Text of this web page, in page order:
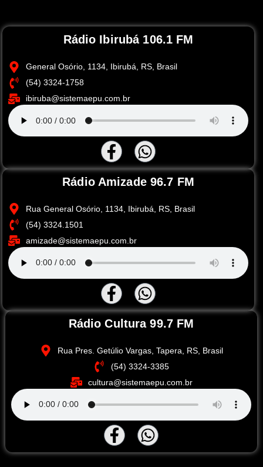
Rádio Ibirubá 106.1 FM
General Osório, 1134, Ibirubá, RS, Brasil
(54) 3324-1758
ibiruba@sistemaepu.com.br
Rádio Amizade 96.7 FM
Rua General Osório, 1134, Ibirubá, RS, Brasil
(54) 3324.1501
amizade@sistemaepu.com.br
Rádio Cultura 99.7 FM
Rua Pres. Getúlio Vargas, Tapera, RS, Brasil
(54) 3324-3385
cultura@sistemaepu.com.br